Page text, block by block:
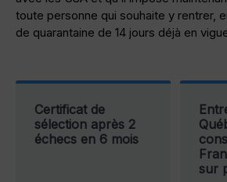
toute personne qui souhaite y rentrer,
de quarantaine de 14 jours déjà en
Certificat de
sélection après 2
échecs en 6 mois
sur